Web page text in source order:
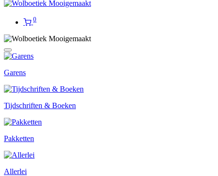
0
Garens
Tijdschriften & Boeken
Pakketten
Allerlei